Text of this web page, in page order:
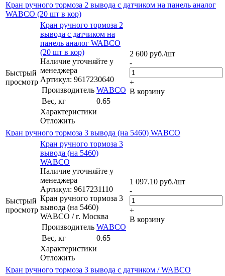
Кран ручного тормоза 2 вывода с датчиком на панель аналог
WABCO (20 шт в кор)
Быстрый
просмотр
Кран ручного тормоза 2
вывода с датчиком на
панель аналог WABCO
(20 шт в кор)
Наличие уточняйте у
менеджера
Артикул: 9617230640
Производитель WABCO
Вес, кг
0.65
Характеристики
Отложить
2 600 руб./шт
-
+
В корзину
Кран ручного тормоза 3 вывода (на 5460) WABCO
Быстрый
просмотр
Кран ручного тормоза 3
вывода (на 5460)
WABCO
Наличие уточняйте у
менеджера
Артикул: 9617231110
Кран ручного тормоза 3
вывода (на 5460)
WABCO / г. Москва
Производитель WABCO
Вес, кг
0.65
Характеристики
Отложить
1 097.10 руб./шт
-
+
В корзину
Кран ручного тормоза 3 вывода с датчиком / WABCO